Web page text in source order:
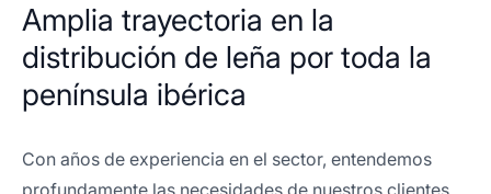
Amplia trayectoria en la
distribución de leña por toda la
península ibérica
Con años de experiencia en el sector, entendemos
profundamente las necesidades de nuestros clientes